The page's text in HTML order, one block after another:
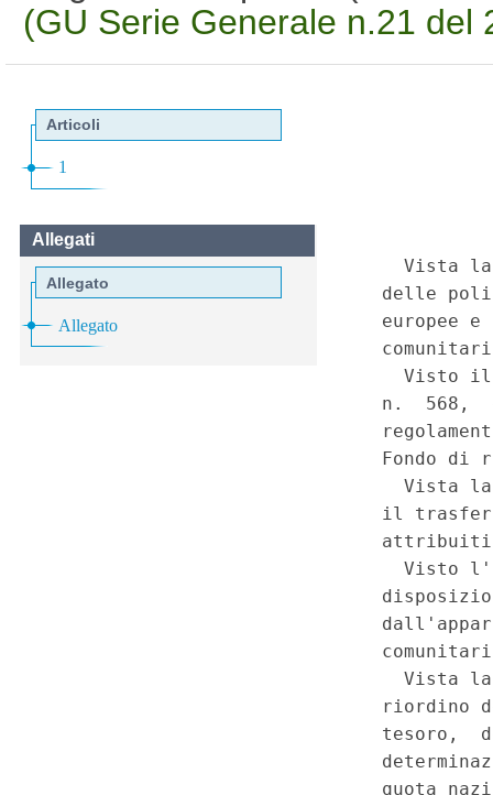
(GU Serie Generale n.21 del